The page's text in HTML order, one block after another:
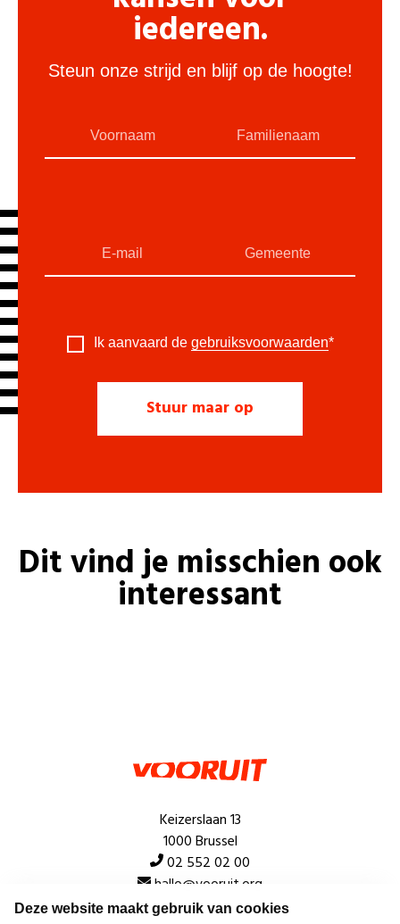
Deze website maakt gebruik van cookies
iedereen.
Steun onze strijd en blijf op de hoogte!
Ik aanvaard de gebruiksvoorwaarden*
Dit vind je misschien ook
interessant
Keizerslaan 13
1000 Brussel
02 552 02 00
hallo@vooruit.org